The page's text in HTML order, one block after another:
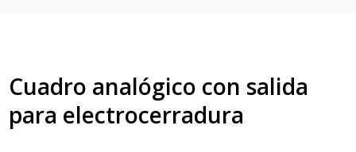
Cuadro analógico con salida
para electrocerradura